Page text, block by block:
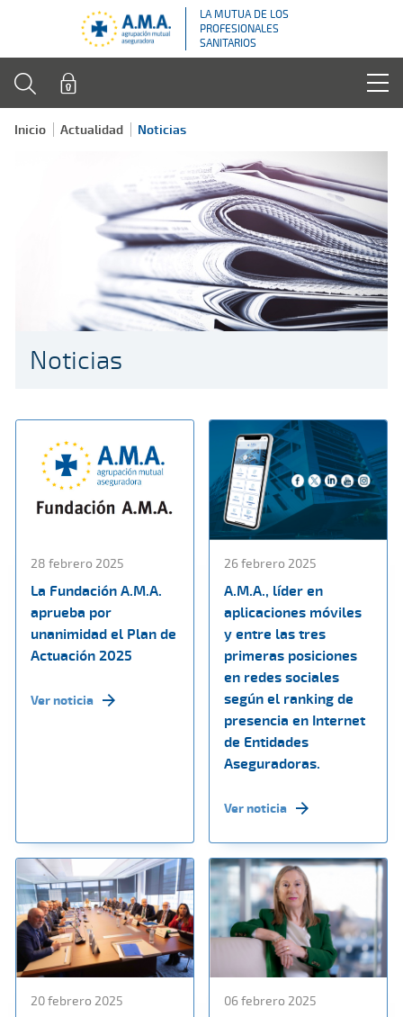
LA MUTUA DE LOS
PROFESIONALES
SANITARIOS
Inicio Actualidad Noticias
Noticias
28 febrero 2025
La Fundación A.M.A.
aprueba por
unanimidad el Plan de
Actuación 2025
Ver noticia
26 febrero 2025
A.M.A., líder en
aplicaciones móviles
y entre las tres
primeras posiciones
en redes sociales
según el ranking de
presencia en Internet
de Entidades
Aseguradoras.
Ver noticia
20 febrero 2025 06 febrero 2025